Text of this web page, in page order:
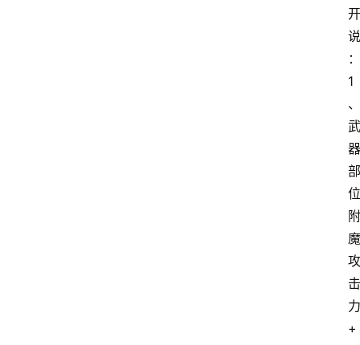
开
说
：
1
、
武
器
部
位
附
魔
攻
击
力
+